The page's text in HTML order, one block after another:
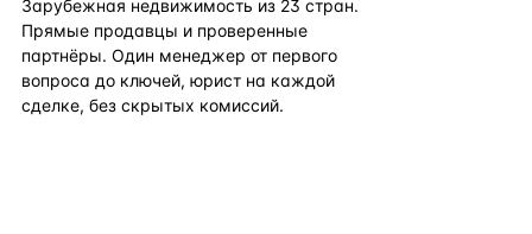
Зарубежная недвижимость из 23 стран.
Прямые продавцы и проверенные
партнёры. Один менеджер от первого
вопроса до ключей, юрист на каждой
сделке, без скрытых комиссий.